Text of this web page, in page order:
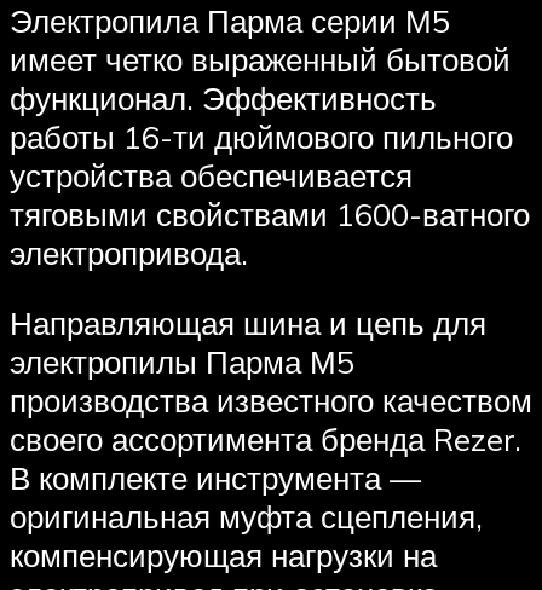
Электропила Парма серии М5
имеет четко выраженный бытовой
функционал. Эффективность
работы 16-ти дюймового пильного
устройства обеспечивается
тяговыми свойствами 1600-ватного
электропривода.
Направляющая шина и цепь для
электропилы Парма М5
производства известного качеством
своего ассортимента бренда Rezer.
В комплекте инструмента —
оригинальная муфта сцепления,
компенсирующая нагрузки на